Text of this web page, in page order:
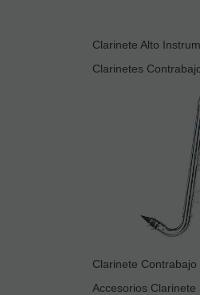
Clarinete Alto
Clarinetes
Clarinete
Accesorios Clarinete